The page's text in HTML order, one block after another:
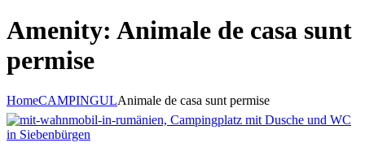
Amenity: Animale de casa sunt
permise
HomeCAMPINGULAnimale de casa sunt permise